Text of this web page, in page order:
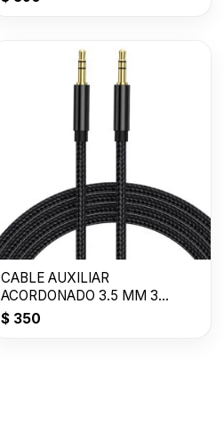
CABLE AUXILIAR
ACORDONADO 3.5 MM 3
METROS
$ 350